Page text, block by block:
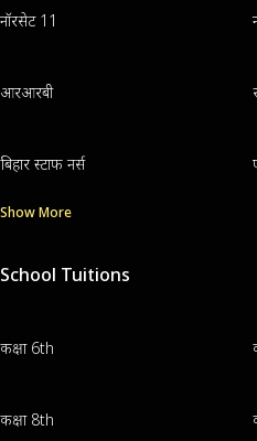
नॉरसेट 11
आरआरबी
बिहार स्टाफ नर्स
Show More
School Tuitions
कक्षा 6th
कक्षा 8th